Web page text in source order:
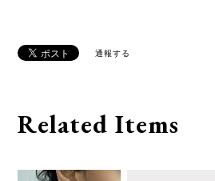
通報する
Related Items